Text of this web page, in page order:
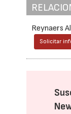
Reynaers
Solicitar